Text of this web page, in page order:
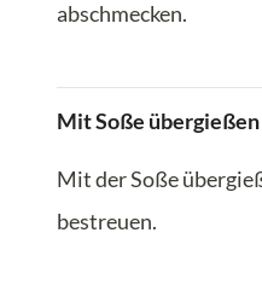
abschmecken.
Mit Soße übergießen
Mit der Soße
bestreuen.